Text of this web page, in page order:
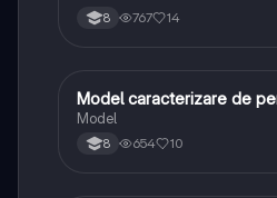
8 767 14
Limba și literatura română
Model caracterizare de
Model
8 654 10